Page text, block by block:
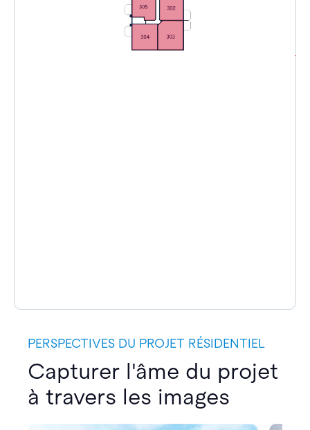
PERSPECTIVES DU PROJET RÉSIDENTIEL
Capturer l'âme du projet
à travers les images